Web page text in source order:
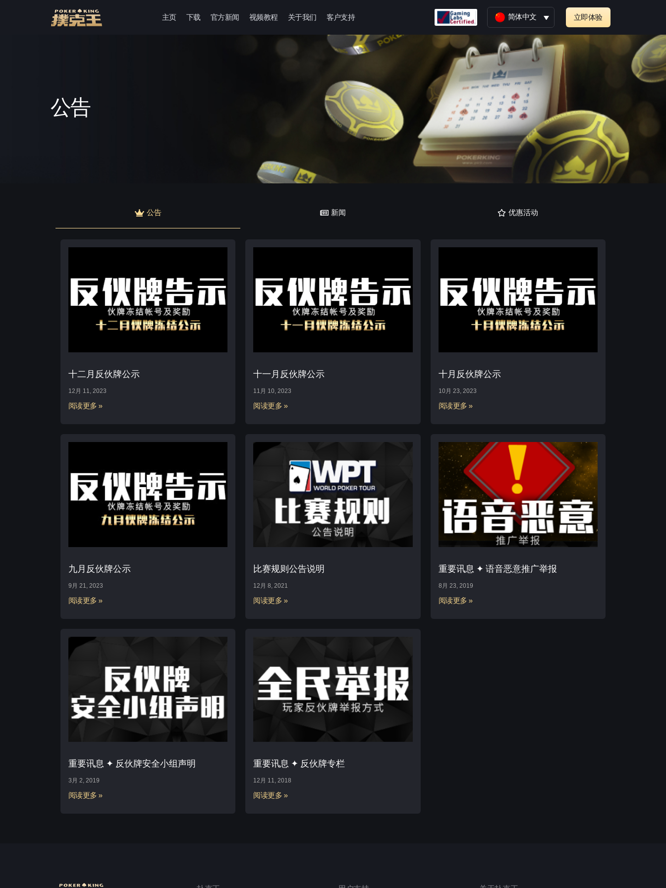
主页 下载 官方新闻 视频教程 关于我们 客户支持 简体中文 立即体验
公告
公告 新闻 优惠活动
十二月反伙牌公示
12月 11, 2023
阅读更多 »
十一月反伙牌公示
11月 10, 2023
阅读更多 »
十月反伙牌公示
10月 23, 2023
阅读更多 »
九月反伙牌公示
9月 21, 2023
阅读更多 »
比赛规则公告说明
12月 8, 2021
阅读更多 »
重要讯息 ✦ 语音恶意推广举报
8月 23, 2019
阅读更多 »
重要讯息 ✦ 反伙牌安全小组声明
3月 2, 2019
阅读更多 »
重要讯息 ✦ 反伙牌专栏
12月 11, 2018
阅读更多 »